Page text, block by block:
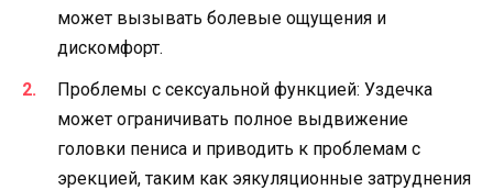
может вызывать болевые ощущения и
дискомфорт.
Проблемы с сексуальной функцией: Уздечка
может ограничивать полное выдвижение
головки пениса и приводить к проблемам с
эрекцией, таким как эякуляционные затруднения